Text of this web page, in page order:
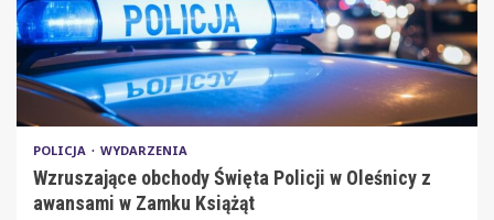
POLICJA WYDARZENIA
Wzruszające obchody Święta Policji w Oleśnicy z
awansami w Zamku Książąt